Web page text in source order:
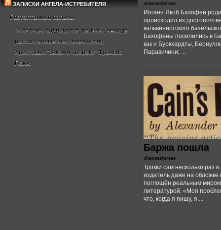
ЗАПИСКИ АНГЕЛА-ИСТРЕБИТЕЛЯ
Растоптанные пальмы
И пальмы поднимутся, пальмы, некогда
растоптанные шествием ослиц
Христовых."Закон и пророки" Франсис
Понж
chaosss/press
Иоганн Якоб Бахофен
происходил из
кальвинистского
Бахофены поселились в
как и Буркхардты,
Паравичини; ...
Баржа пошла
chaosss/press
Трокки сам несколько раз
издатель даже на
поглощён реальным
литературой. «Моя
что, когда я пишу, я ...